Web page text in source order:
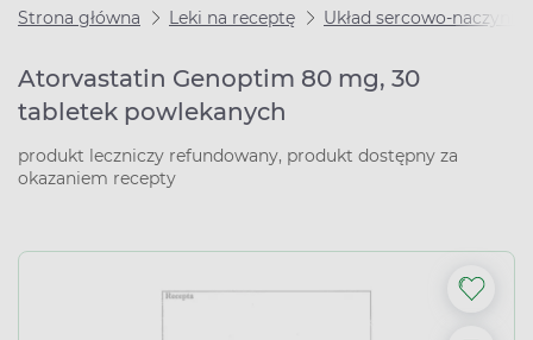
Strona główna Leki na receptę Układ sercowo-
Atorvastatin Genoptim 80 mg, 30
tabletek powlekanych
produkt leczniczy refundowany, produkt dostępny za
okazaniem recepty